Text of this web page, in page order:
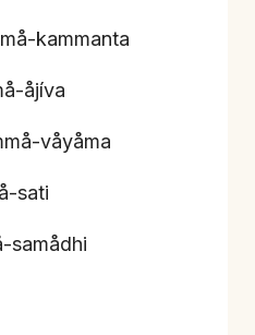
kammanta
åjíva
våyåma
sati
samådhi